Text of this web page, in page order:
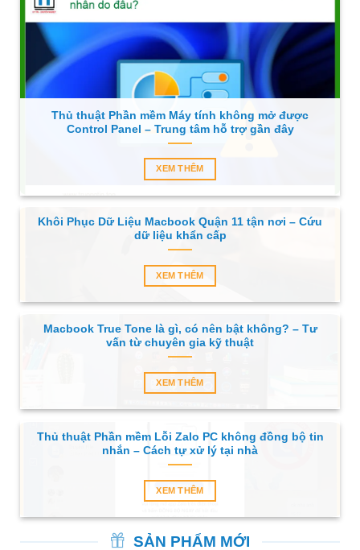
Thủ thuật Phần mềm Máy tính không mở được
Control Panel – Trung tâm hỗ trợ gần đây
XEM THÊM
Khôi Phục Dữ Liệu Macbook Quận 11 tận nơi – Cứu
dữ liệu khẩn cấp
XEM THÊM
Macbook True Tone là gì, có nên bật không? – Tư
vấn từ chuyên gia kỹ thuật
XEM THÊM
Thủ thuật Phần mềm Lỗi Zalo PC không đồng bộ tin
nhắn – Cách tự xử lý tại nhà
XEM THÊM
SẢN PHẨM MỚI